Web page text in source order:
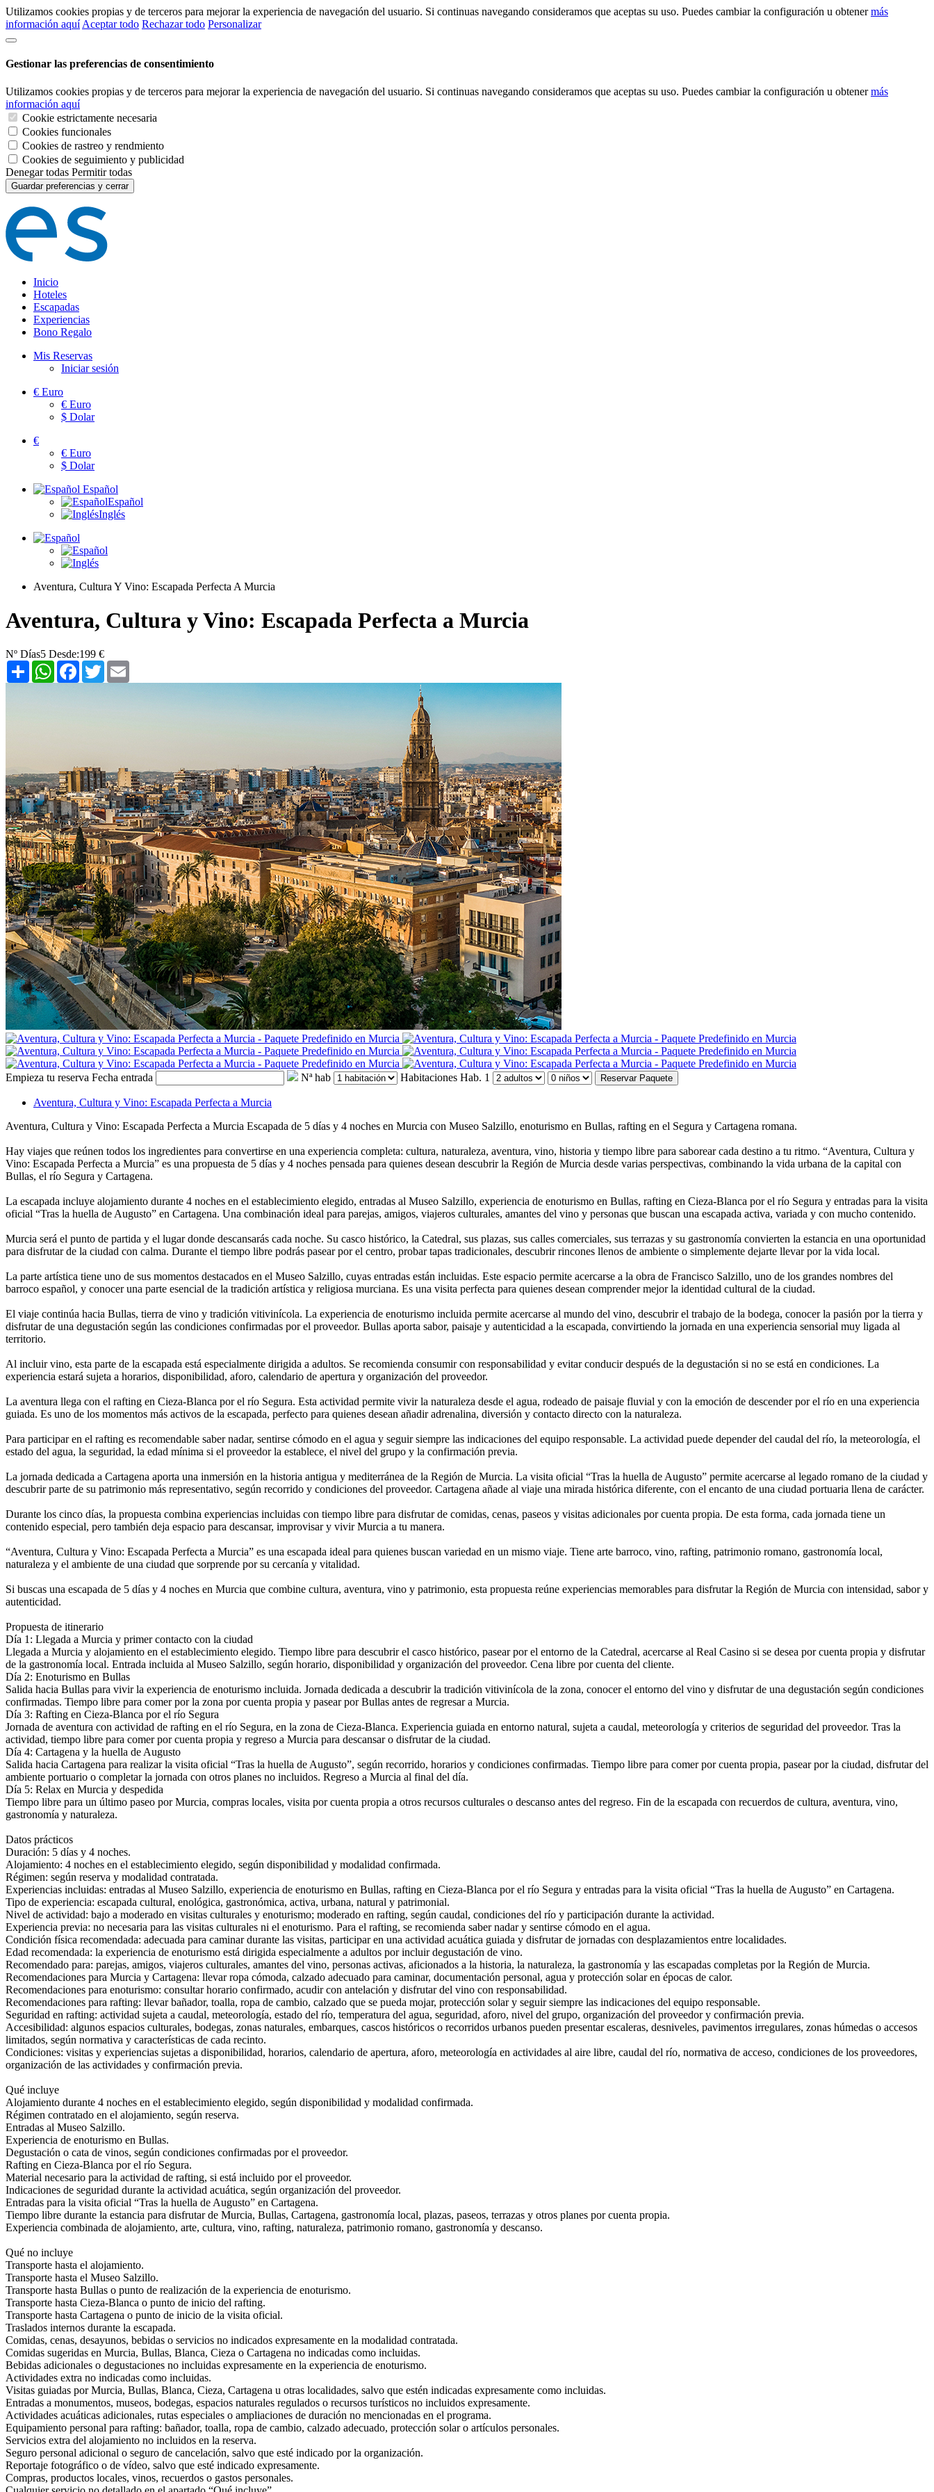
Utilizamos cookies propias y de terceros para mejorar la experiencia de navegación del usuario. Si continuas navegando consideramos que aceptas su uso. Puedes cambiar la configuración u obtenermás
información aquí Aceptar todo Rechazar todo Personalizar
Gestionar las preferencias de consentimiento
Utilizamos cookies propias y de terceros para mejorar la experiencia de navegación del usuario. Si continuas navegando consideramos que aceptas su uso. Puedes cambiar la configuración u obtenermás
información aquí
Cookie estrictamente necesaria
Cookies funcionales
Cookies de rastreo y rendmiento
Cookies de seguimiento y publicidad
Denegar todas Permitir todas
Guardar preferencias y cerrar
Inicio
Hoteles
Escapadas
Experiencias
Bono Regalo
Mis Reservas
Iniciar sesión
€ Euro
€ Euro
$ Dolar
€
€ Euro
$ Dolar
Español
Español
Inglés
Aventura, Cultura Y Vino: Escapada Perfecta A Murcia
Aventura, Cultura y Vino: Escapada Perfecta a Murcia
Nº Días5 Desde:199 €
Share WhatsAppFacebook
Twitter
Empieza tu reserva Fecha entrada Nª hab Habitaciones Hab. 1 Reservar Paquete
Aventura, Cultura y Vino: Escapada Perfecta a Murcia
Aventura, Cultura y Vino: Escapada Perfecta a Murcia Escapada de 5 días y 4 noches en Murcia con Museo Salzillo, enoturismo en Bullas, rafting en el Segura y Cartagena romana.
Hay viajes que reúnen todos los ingredientes para convertirse en una experiencia completa: cultura, naturaleza, aventura, vino, historia y tiempo libre para saborear cada destino a tu ritmo. “Aventura, Cultura y
Vino: Escapada Perfecta a Murcia” es una propuesta de 5 días y 4 noches pensada para quienes desean descubrir la Región de Murcia desde varias perspectivas, combinando la vida urbana de la capital con
Bullas, el río Segura y Cartagena.
La escapada incluye alojamiento durante 4 noches en el establecimiento elegido, entradas al Museo Salzillo, experiencia de enoturismo en Bullas, rafting en Cieza-Blanca por el río Segura y entradas para la visita
oficial “Tras la huella de Augusto” en Cartagena. Una combinación ideal para parejas, amigos, viajeros culturales, amantes del vino y personas que buscan una escapada activa, variada y con mucho contenido.
Murcia será el punto de partida y el lugar donde descansarás cada noche. Su casco histórico, la Catedral, sus plazas, sus calles comerciales, sus terrazas y su gastronomía convierten la estancia en una oportunidad
para disfrutar de la ciudad con calma. Durante el tiempo libre podrás pasear por el centro, probar tapas tradicionales, descubrir rincones llenos de ambiente o simplemente dejarte llevar por la vida local.
La parte artística tiene uno de sus momentos destacados en el Museo Salzillo, cuyas entradas están incluidas. Este espacio permite acercarse a la obra de Francisco Salzillo, uno de los grandes nombres del
barroco español, y conocer una parte esencial de la tradición artística y religiosa murciana. Es una visita perfecta para quienes desean comprender mejor la identidad cultural de la ciudad.
El viaje continúa hacia Bullas, tierra de vino y tradición vitivinícola. La experiencia de enoturismo incluida permite acercarse al mundo del vino, descubrir el trabajo de la bodega, conocer la pasión por la tierra y
disfrutar de una degustación según las condiciones confirmadas por el proveedor. Bullas aporta sabor, paisaje y autenticidad a la escapada, convirtiendo la jornada en una experiencia sensorial muy ligada al
territorio.
Al incluir vino, esta parte de la escapada está especialmente dirigida a adultos. Se recomienda consumir con responsabilidad y evitar conducir después de la degustación si no se está en condiciones. La
experiencia estará sujeta a horarios, disponibilidad, aforo, calendario de apertura y organización del proveedor.
La aventura llega con el rafting en Cieza-Blanca por el río Segura. Esta actividad permite vivir la naturaleza desde el agua, rodeado de paisaje fluvial y con la emoción de descender por el río en una experiencia
guiada. Es uno de los momentos más activos de la escapada, perfecto para quienes desean añadir adrenalina, diversión y contacto directo con la naturaleza.
Para participar en el rafting es recomendable saber nadar, sentirse cómodo en el agua y seguir siempre las indicaciones del equipo responsable. La actividad puede depender del caudal del río, la meteorología, el
estado del agua, la seguridad, la edad mínima si el proveedor la establece, el nivel del grupo y la confirmación previa.
La jornada dedicada a Cartagena aporta una inmersión en la historia antigua y mediterránea de la Región de Murcia. La visita oficial “Tras la huella de Augusto” permite acercarse al legado romano de la ciudad y
descubrir parte de su patrimonio más representativo, según recorrido y condiciones del proveedor. Cartagena añade al viaje una mirada histórica diferente, con el encanto de una ciudad portuaria llena de carácter.
Durante los cinco días, la propuesta combina experiencias incluidas con tiempo libre para disfrutar de comidas, cenas, paseos y visitas adicionales por cuenta propia. De esta forma, cada jornada tiene un
contenido especial, pero también deja espacio para descansar, improvisar y vivir Murcia a tu manera.
“Aventura, Cultura y Vino: Escapada Perfecta a Murcia” es una escapada ideal para quienes buscan variedad en un mismo viaje. Tiene arte barroco, vino, rafting, patrimonio romano, gastronomía local,
naturaleza y el ambiente de una ciudad que sorprende por su cercanía y vitalidad.
Si buscas una escapada de 5 días y 4 noches en Murcia que combine cultura, aventura, vino y patrimonio, esta propuesta reúne experiencias memorables para disfrutar la Región de Murcia con intensidad, sabor y
autenticidad.
Propuesta de itinerario
Día 1: Llegada a Murcia y primer contacto con la ciudad
Llegada a Murcia y alojamiento en el establecimiento elegido. Tiempo libre para descubrir el casco histórico, pasear por el entorno de la Catedral, acercarse al Real Casino si se desea por cuenta propia y disfrutar
de la gastronomía local. Entrada incluida al Museo Salzillo, según horario, disponibilidad y organización del proveedor. Cena libre por cuenta del cliente.
Día 2: Enoturismo en Bullas
Salida hacia Bullas para vivir la experiencia de enoturismo incluida. Jornada dedicada a descubrir la tradición vitivinícola de la zona, conocer el entorno del vino y disfrutar de una degustación según condiciones
confirmadas. Tiempo libre para comer por la zona por cuenta propia y pasear por Bullas antes de regresar a Murcia.
Día 3: Rafting en Cieza-Blanca por el río Segura
Jornada de aventura con actividad de rafting en el río Segura, en la zona de Cieza-Blanca. Experiencia guiada en entorno natural, sujeta a caudal, meteorología y criterios de seguridad del proveedor. Tras la
actividad, tiempo libre para comer por cuenta propia y regreso a Murcia para descansar o disfrutar de la ciudad.
Día 4: Cartagena y la huella de Augusto
Salida hacia Cartagena para realizar la visita oficial “Tras la huella de Augusto”, según recorrido, horarios y condiciones confirmadas. Tiempo libre para comer por cuenta propia, pasear por la ciudad, disfrutar del
ambiente portuario o completar la jornada con otros planes no incluidos. Regreso a Murcia al final del día.
Día 5: Relax en Murcia y despedida
Tiempo libre para un último paseo por Murcia, compras locales, visita por cuenta propia a otros recursos culturales o descanso antes del regreso. Fin de la escapada con recuerdos de cultura, aventura, vino,
gastronomía y naturaleza.
Datos prácticos
Duración: 5 días y 4 noches.
Alojamiento: 4 noches en el establecimiento elegido, según disponibilidad y modalidad confirmada.
Régimen: según reserva y modalidad contratada.
Experiencias incluidas: entradas al Museo Salzillo, experiencia de enoturismo en Bullas, rafting en Cieza-Blanca por el río Segura y entradas para la visita oficial “Tras la huella de Augusto” en Cartagena.
Tipo de experiencia: escapada cultural, enológica, gastronómica, activa, urbana, natural y patrimonial.
Nivel de actividad: bajo a moderado en visitas culturales y enoturismo; moderado en rafting, según caudal, condiciones del río y participación durante la actividad.
Experiencia previa: no necesaria para las visitas culturales ni el enoturismo. Para el rafting, se recomienda saber nadar y sentirse cómodo en el agua.
Condición física recomendada: adecuada para caminar durante las visitas, participar en una actividad acuática guiada y disfrutar de jornadas con desplazamientos entre localidades.
Edad recomendada: la experiencia de enoturismo está dirigida especialmente a adultos por incluir degustación de vino.
Recomendado para: parejas, amigos, viajeros culturales, amantes del vino, personas activas, aficionados a la historia, la naturaleza, la gastronomía y las escapadas completas por la Región de Murcia.
Recomendaciones para Murcia y Cartagena: llevar ropa cómoda, calzado adecuado para caminar, documentación personal, agua y protección solar en épocas de calor.
Recomendaciones para enoturismo: consultar horario confirmado, acudir con antelación y disfrutar del vino con responsabilidad.
Recomendaciones para rafting: llevar bañador, toalla, ropa de cambio, calzado que se pueda mojar, protección solar y seguir siempre las indicaciones del equipo responsable.
Seguridad en rafting: actividad sujeta a caudal, meteorología, estado del río, temperatura del agua, seguridad, aforo, nivel del grupo, organización del proveedor y confirmación previa.
Accesibilidad: algunos espacios culturales, bodegas, zonas naturales, embarques, cascos históricos o recorridos urbanos pueden presentar escaleras, desniveles, pavimentos irregulares, zonas húmedas o accesos
limitados, según normativa y características de cada recinto.
Condiciones: visitas y experiencias sujetas a disponibilidad, horarios, calendario de apertura, aforo, meteorología en actividades al aire libre, caudal del río, normativa de acceso, condiciones de los proveedores,
organización de las actividades y confirmación previa.
Qué incluye
Alojamiento durante 4 noches en el establecimiento elegido, según disponibilidad y modalidad confirmada.
Régimen contratado en el alojamiento, según reserva.
Entradas al Museo Salzillo.
Experiencia de enoturismo en Bullas.
Degustación o cata de vinos, según condiciones confirmadas por el proveedor.
Rafting en Cieza-Blanca por el río Segura.
Material necesario para la actividad de rafting, si está incluido por el proveedor.
Indicaciones de seguridad durante la actividad acuática, según organización del proveedor.
Entradas para la visita oficial “Tras la huella de Augusto” en Cartagena.
Tiempo libre durante la estancia para disfrutar de Murcia, Bullas, Cartagena, gastronomía local, plazas, paseos, terrazas y otros planes por cuenta propia.
Experiencia combinada de alojamiento, arte, cultura, vino, rafting, naturaleza, patrimonio romano, gastronomía y descanso.
Qué no incluye
Transporte hasta el alojamiento.
Transporte hasta el Museo Salzillo.
Transporte hasta Bullas o punto de realización de la experiencia de enoturismo.
Transporte hasta Cieza-Blanca o punto de inicio del rafting.
Transporte hasta Cartagena o punto de inicio de la visita oficial.
Traslados internos durante la escapada.
Comidas, cenas, desayunos, bebidas o servicios no indicados expresamente en la modalidad contratada.
Comidas sugeridas en Murcia, Bullas, Blanca, Cieza o Cartagena no indicadas como incluidas.
Bebidas adicionales o degustaciones no incluidas expresamente en la experiencia de enoturismo.
Actividades extra no indicadas como incluidas.
Visitas guiadas por Murcia, Bullas, Blanca, Cieza, Cartagena u otras localidades, salvo que estén indicadas expresamente como incluidas.
Entradas a monumentos, museos, bodegas, espacios naturales regulados o recursos turísticos no incluidos expresamente.
Actividades acuáticas adicionales, rutas especiales o ampliaciones de duración no mencionadas en el programa.
Equipamiento personal para rafting: bañador, toalla, ropa de cambio, calzado adecuado, protección solar o artículos personales.
Servicios extra del alojamiento no incluidos en la reserva.
Seguro personal adicional o seguro de cancelación, salvo que esté indicado por la organización.
Reportaje fotográfico o de vídeo, salvo que esté indicado expresamente.
Compras, productos locales, vinos, recuerdos o gastos personales.